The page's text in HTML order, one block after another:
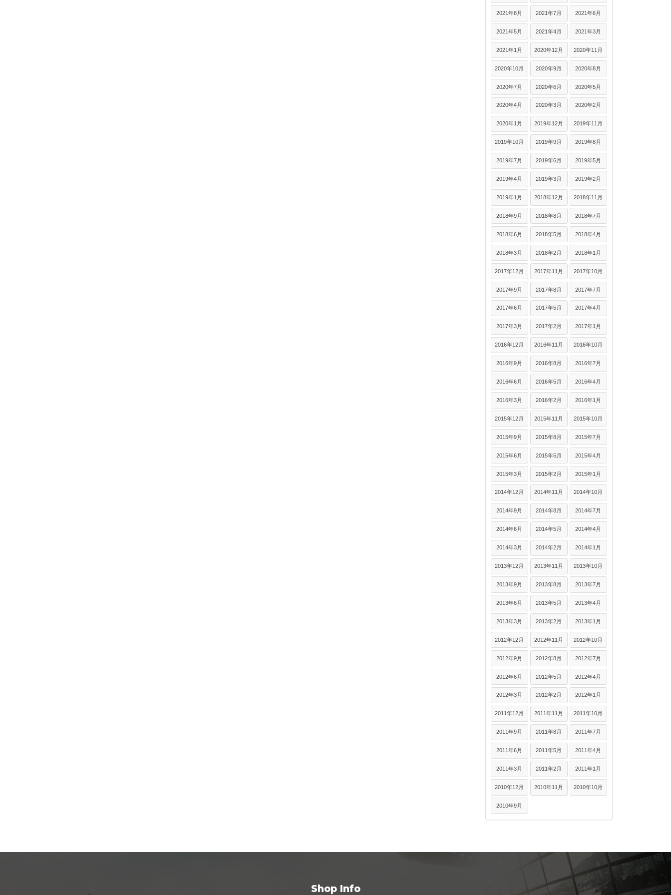
2021年8月 2021年7月 2021年6月
2021年5月 2021年4月 2021年3月
2021年1月 2020年12月 2020年11月
2020年10月 2020年9月 2020年8月
2020年7月 2020年6月 2020年5月
2020年4月 2020年3月 2020年2月
2020年1月 2019年12月 2019年11月
2019年10月 2019年9月 2019年8月
2019年7月 2019年6月 2019年5月
2019年4月 2019年3月 2019年2月
2019年1月 2018年12月 2018年11月
2018年9月 2018年8月 2018年7月
2018年6月 2018年5月 2018年4月
2018年3月 2018年2月 2018年1月
2017年12月 2017年11月 2017年10月
2017年9月 2017年8月 2017年7月
2017年6月 2017年5月 2017年4月
2017年3月 2017年2月 2017年1月
2016年12月 2016年11月 2016年10月
2016年9月 2016年8月 2016年7月
2016年6月 2016年5月 2016年4月
2016年3月 2016年2月 2016年1月
2015年12月 2015年11月 2015年10月
2015年9月 2015年8月 2015年7月
2015年6月 2015年5月 2015年4月
2015年3月 2015年2月 2015年1月
2014年12月 2014年11月 2014年10月
2014年9月 2014年8月 2014年7月
2014年6月 2014年5月 2014年4月
2014年3月 2014年2月 2014年1月
2013年12月 2013年11月 2013年10月
2013年9月 2013年8月 2013年7月
2013年6月 2013年5月 2013年4月
2013年3月 2013年2月 2013年1月
2012年12月 2012年11月 2012年10月
2012年9月 2012年8月 2012年7月
2012年6月 2012年5月 2012年4月
2012年3月 2012年2月 2012年1月
2011年12月 2011年11月 2011年10月
2011年9月 2011年8月 2011年7月
2011年6月 2011年5月 2011年4月
2011年3月 2011年2月 2011年1月
2010年12月 2010年11月 2010年10月
2010年9月
Shop Info